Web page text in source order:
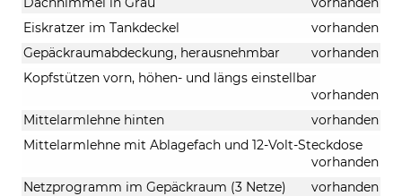
Eiskratzer im Tankdeckel
vorhanden
Gepäckraumabdeckung, herausnehmbar
vorhanden
Kopfstützen vorn, höhen- und längs einstellbar
vorhanden
Mittelarmlehne hinten
vorhanden
Mittelarmlehne mit Ablagefach und 12-Volt-Steckdose
vorhanden
Netzprogramm im Gepäckraum (3 Netze)
vorhanden